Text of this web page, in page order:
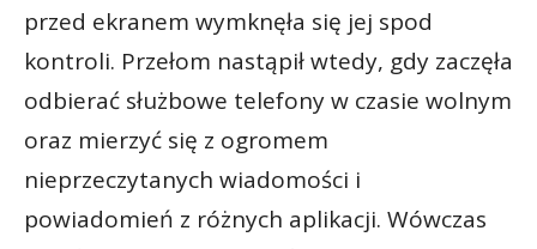
przed ekranem wymknęła się jej spod
kontroli. Przełom nastąpił wtedy, gdy zaczęła
odbierać służbowe telefony w czasie wolnym
oraz mierzyć się z ogromem
nieprzeczytanych wiadomości i
powiadomień z różnych aplikacji. Wówczas